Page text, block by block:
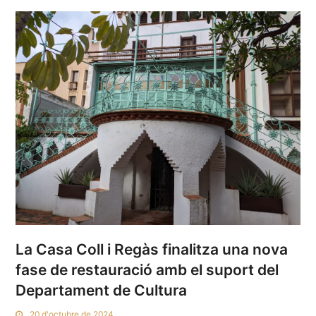
La Casa Coll i Regàs finalitza una nova
fase de restauració amb el suport del
Departament de Cultura